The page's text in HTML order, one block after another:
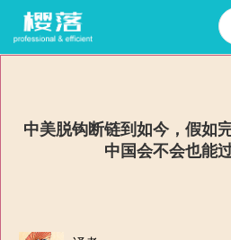
中美脱钩断链到如今，假如
中国会不会也能